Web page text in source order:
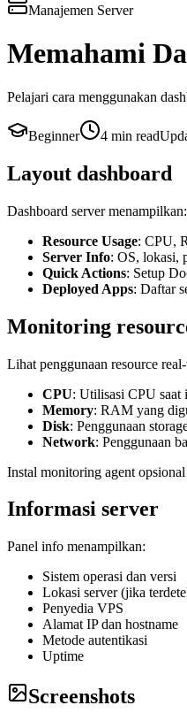
Manajemen Server
Memahami
Pelajari cara menggunakan
Beginner 4 min read
Layout dashboard
Dashboard server menampilkan:
Resource Usage: CPU,
Server Info: OS, lokasi,
Quick Actions: Setup
Deployed Apps: Daftar
Monitoring
Lihat penggunaan resource
CPU: Utilisasi CPU saat
Memory: RAM yang
Disk: Penggunaan
Network: Penggunaan
Instal monitoring agent
Informasi server
Panel info menampilkan:
Sistem operasi dan versi
Lokasi server (jika
Penyedia VPS
Alamat IP dan hostname
Metode autentikasi
Uptime
Screenshots